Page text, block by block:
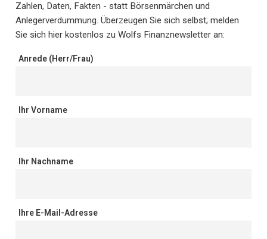
Zahlen, Daten, Fakten - statt Börsenmärchen und
Anlegerverdummung. Überzeugen Sie sich selbst; melden
Sie sich hier kostenlos zu Wolfs Finanznewsletter an:
Anrede (Herr/Frau)
Ihr Vorname
Ihr Nachname
Ihre E-Mail-Adresse